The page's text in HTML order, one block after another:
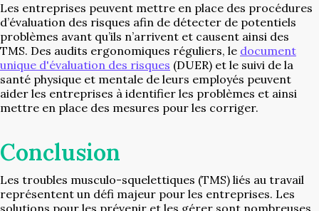
Les entreprises peuvent mettre en place des procédures
d’évaluation des risques afin de détecter de potentiels
problèmes avant qu’ils n’arrivent et causent ainsi des
TMS. Des audits ergonomiques réguliers, le document
unique d'évaluation des risques (DUER) et le suivi de la
santé physique et mentale de leurs employés peuvent
aider les entreprises à identifier les problèmes et ainsi
mettre en place des mesures pour les corriger.
Conclusion
Les troubles musculo-squelettiques (TMS) liés au travail
représentent un défi majeur pour les entreprises. Les
solutions pour les prévenir et les gérer sont nombreuses